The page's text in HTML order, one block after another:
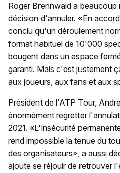
Roger Brennwald a
décision d'annuler. «En
conclu qu'un déroulement
format habituel de 10'000
bougent dans un espace
garanti. Mais c'est justement
aux joueurs, aux fans et aux
Président de l'ATP Tour,
énormément regretter
2021. «L'insécurité
rend impossible la tenue du
des organisateurs», a aussi
ajoute se réjouir de retrouver